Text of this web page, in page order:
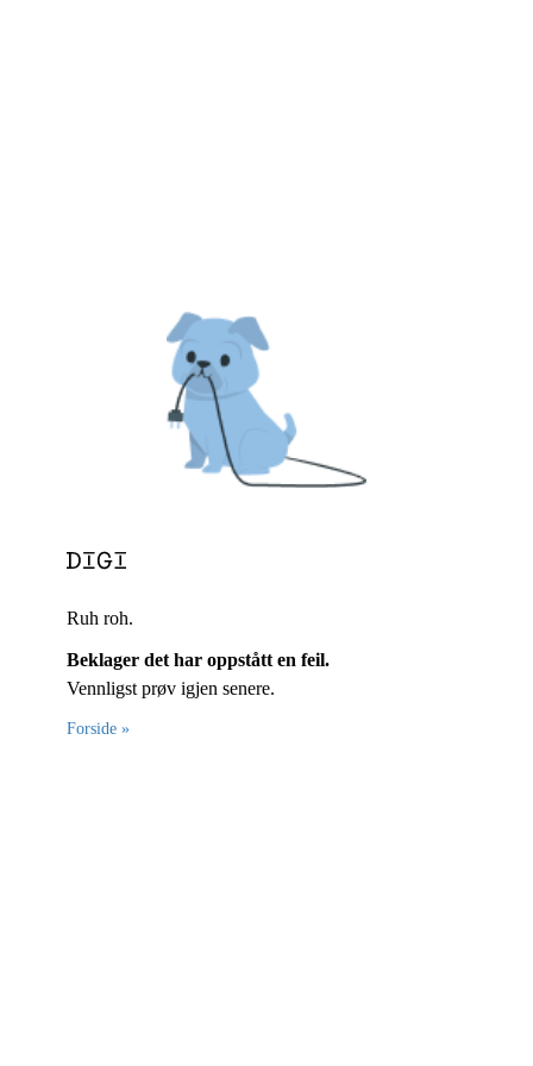
Ruh roh.
Beklager det har oppstått en feil.
Vennligst prøv igjen senere.
Forside »